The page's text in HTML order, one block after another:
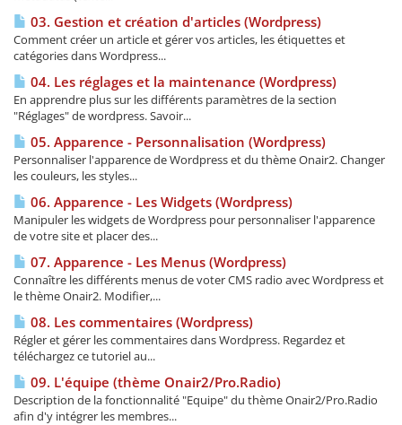
03. Gestion et création d'articles (Wordpress)
Comment créer un article et gérer vos articles, les étiquettes et
catégories dans Wordpress...
04. Les réglages et la maintenance (Wordpress)
En apprendre plus sur les différents paramètres de la section
"Réglages" de wordpress. Savoir...
05. Apparence - Personnalisation (Wordpress)
Personnaliser l'apparence de Wordpress et du thème Onair2. Changer
les couleurs, les styles...
06. Apparence - Les Widgets (Wordpress)
Manipuler les widgets de Wordpress pour personnaliser l'apparence
de votre site et placer des...
07. Apparence - Les Menus (Wordpress)
Connaître les différents menus de voter CMS radio avec Wordpress et
le thème Onair2. Modifier,...
08. Les commentaires (Wordpress)
Régler et gérer les commentaires dans Wordpress. Regardez et
téléchargez ce tutoriel au...
09. L'équipe (thème Onair2/Pro.Radio)
Description de la fonctionnalité "Equipe" du thème Onair2/Pro.Radio
afin d'y intégrer les membres...